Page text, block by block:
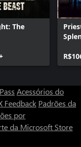
The
Acessórios do
Feedback Padrões da
por
da Microsoft Store